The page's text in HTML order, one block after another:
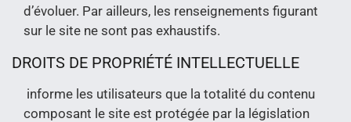
d’évoluer. Par ailleurs, les renseignements figurant
sur le site ne sont pas exhaustifs.
DROITS DE PROPRIÉTÉ INTELLECTUELLE
informe les utilisateurs que la totalité du contenu
composant le site est protégée par la législation